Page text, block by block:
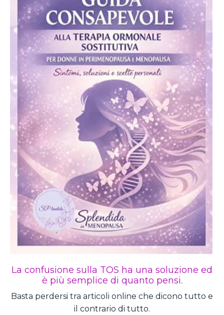
La confusione sulla TOS ha una soluzione ed
è più semplice di quanto pensi.
Basta perdersi tra articoli online che dicono tutto e
il contrario di tutto.